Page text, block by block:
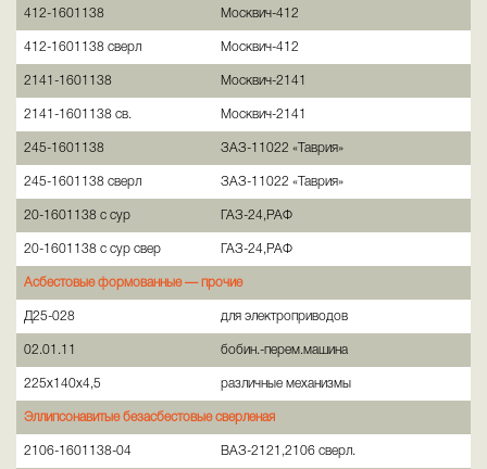
412-1601138 Москвич-412
412-1601138 сверл Москвич-412
2141-1601138 Москвич-2141
2141-1601138 св. Москвич-2141
245-1601138 ЗАЗ-11022 «Таврия»
245-1601138 сверл ЗАЗ-11022 «Таврия»
20-1601138 с сур ГАЗ-24,РАФ
20-1601138 с сур свер ГАЗ-24,РАФ
Асбестовые формованные — прочие
Д25-028 для электроприводов
02.01.11 бобин.-перем.машина
225х140х4,5 различные механизмы
Эллипсонавитые безасбестовые сверленая
2106-1601138-04 ВАЗ-2121,2106 сверл.